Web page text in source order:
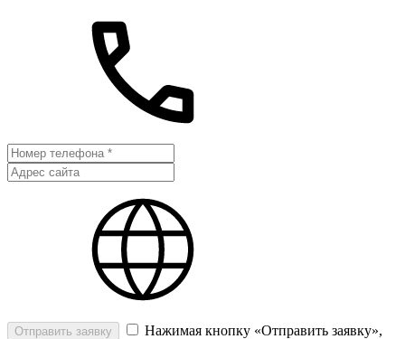
Отправить заявку
Нажимая кнопку «Отправить заявку»,